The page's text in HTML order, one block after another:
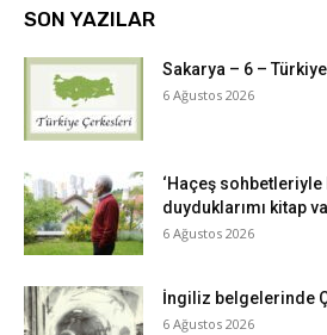
SON YAZILAR
Sakarya – 6 –
6 Ağustos 2026
‘Haçeş
duyduklarımı kitap
6 Ağustos 2026
İngiliz belgelerinde
6 Ağustos 2026